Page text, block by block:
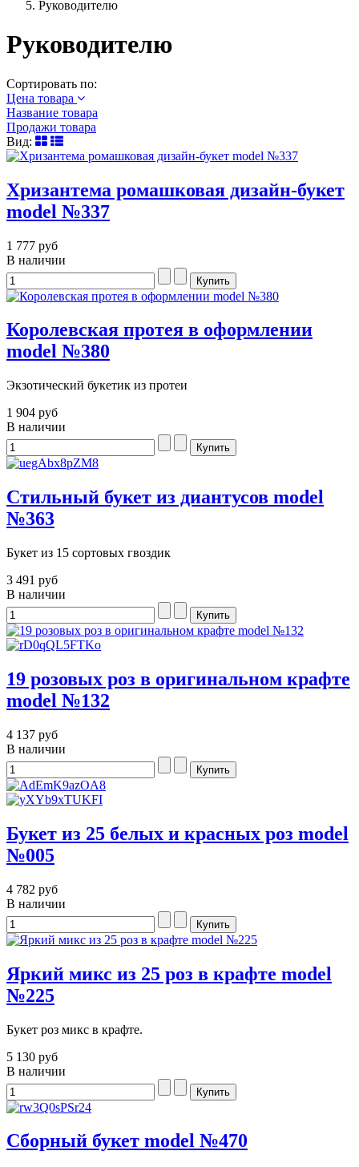
Руководителю
Руководителю
Сортировать по:
Цена товара
Название товара
Продажи товара
Вид:
Хризантема ромашковая дизайн-букет
model №337
1 777 руб
В наличии
Королевская протея в оформлении
model №380
Экзотический букетик из протеи
1 904 руб
В наличии
Стильный букет из диантусов model
№363
Букет из 15 сортовых гвоздик
3 491 руб
В наличии
19 розовых роз в оригинальном крафте
model №132
4 137 руб
В наличии
Букет из 25 белых и красных роз model
№005
4 782 руб
В наличии
Яркий микс из 25 роз в крафте model
№225
Букет роз микс в крафте.
5 130 руб
В наличии
Сборный букет model №470